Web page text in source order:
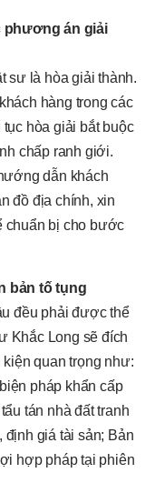
phương án giải
sư là hòa giải thành.
hàng trong các
hòa giải bắt buộc
chấp ranh giới.
dẫn khách
đồ địa chính, xin
chuẩn bị cho bước
bản tố tụng
đều phải được thể
Khắc Long sẽ đích
quan trọng như:
pháp khẩn cấp
tán nhà đất tranh
giá tài sản; Bản
hợp pháp tại phiên